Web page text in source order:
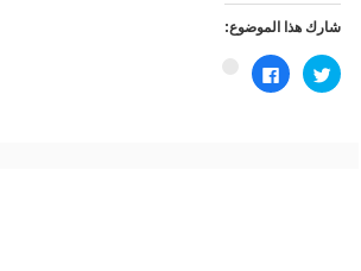
شارك هذا الموضوع:
اضغط
للمشاركة
على
انقر
للمشاركة
على